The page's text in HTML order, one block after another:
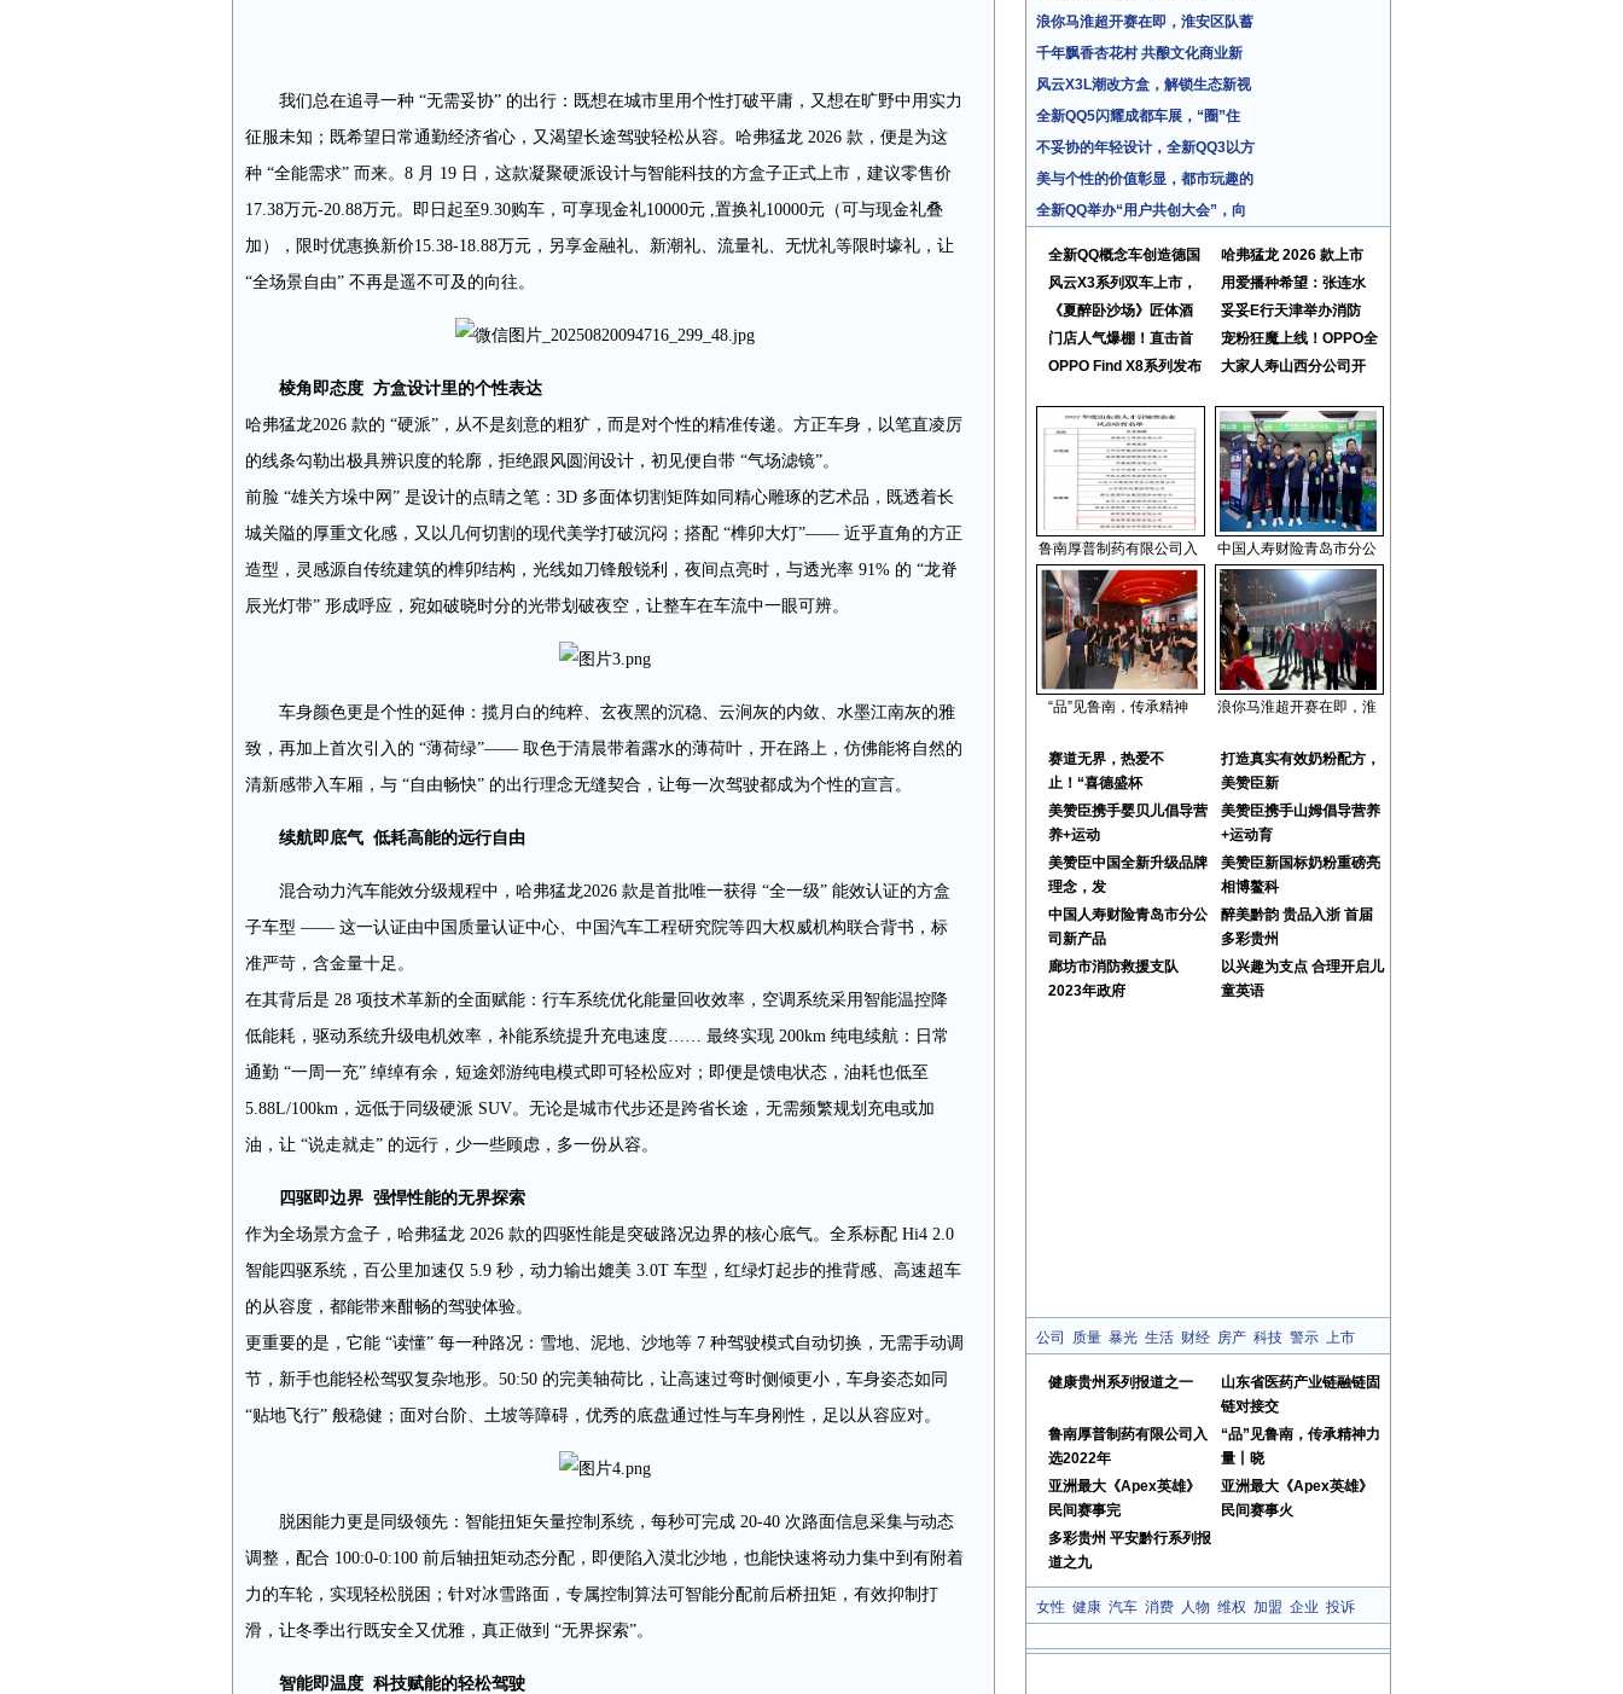
我们总在追寻一种 “无需妥协” 的出行：既想在城市里用个性打破平庸，又想在旷野中用实力
征服未知；既希望日常通勤经济省心，又渴望长途驾驶轻松从容。哈弗猛龙 2026 款，便是为这
种 “全能需求” 而来。8 月 19 日，这款凝聚硬派设计与智能科技的方盒子正式上市，建议零售价
17.38万元-20.88万元。即日起至9.30购车，可享现金礼10000元 ,置换礼10000元（可与现金礼叠
加），限时优惠换新价15.38-18.88万元，另享金融礼、新潮礼、流量礼、无忧礼等限时壕礼，让
“全场景自由” 不再是遥不可及的向往。
棱角即态度 方盒设计里的个性表达
哈弗猛龙2026 款的 “硬派”，从不是刻意的粗犷，而是对个性的精准传递。方正车身，以笔直凌厉
的线条勾勒出极具辨识度的轮廓，拒绝跟风圆润设计，初见便自带 “气场滤镜”。
前脸 “雄关方垛中网” 是设计的点睛之笔：3D 多面体切割矩阵如同精心雕琢的艺术品，既透着长
城关隘的厚重文化感，又以几何切割的现代美学打破沉闷；搭配 “榫卯大灯”—— 近乎直角的方正
造型，灵感源自传统建筑的榫卯结构，光线如刀锋般锐利，夜间点亮时，与透光率 91% 的 “龙脊
辰光灯带” 形成呼应，宛如破晓时分的光带划破夜空，让整车在车流中一眼可辨。
车身颜色更是个性的延伸：揽月白的纯粹、玄夜黑的沉稳、云涧灰的内敛、水墨江南灰的雅
致，再加上首次引入的 “薄荷绿”—— 取色于清晨带着露水的薄荷叶，开在路上，仿佛能将自然的
清新感带入车厢，与 “自由畅快” 的出行理念无缝契合，让每一次驾驶都成为个性的宣言。
续航即底气 低耗高能的远行自由
混合动力汽车能效分级规程中，哈弗猛龙2026 款是首批唯一获得 “全一级” 能效认证的方盒
子车型 —— 这一认证由中国质量认证中心、中国汽车工程研究院等四大权威机构联合背书，标
准严苛，含金量十足。
在其背后是 28 项技术革新的全面赋能：行车系统优化能量回收效率，空调系统采用智能温控降
低能耗，驱动系统升级电机效率，补能系统提升充电速度…… 最终实现 200km 纯电续航：日常
通勤 “一周一充” 绰绰有余，短途郊游纯电模式即可轻松应对；即便是馈电状态，油耗也低至
5.88L/100km，远低于同级硬派 SUV。无论是城市代步还是跨省长途，无需频繁规划充电或加
油，让 “说走就走” 的远行，少一些顾虑，多一份从容。
四驱即边界 强悍性能的无界探索
作为全场景方盒子，哈弗猛龙 2026 款的四驱性能是突破路况边界的核心底气。全系标配 Hi4 2.0
智能四驱系统，百公里加速仅 5.9 秒，动力输出媲美 3.0T 车型，红绿灯起步的推背感、高速超车
的从容度，都能带来酣畅的驾驶体验。
更重要的是，它能 “读懂” 每一种路况：雪地、泥地、沙地等 7 种驾驶模式自动切换，无需手动调
节，新手也能轻松驾驭复杂地形。50:50 的完美轴荷比，让高速过弯时侧倾更小，车身姿态如同
“贴地飞行” 般稳健；面对台阶、土坡等障碍，优秀的底盘通过性与车身刚性，足以从容应对。
脱困能力更是同级领先：智能扭矩矢量控制系统，每秒可完成 20-40 次路面信息采集与动态
调整，配合 100:0-0:100 前后轴扭矩动态分配，即便陷入漠北沙地，也能快速将动力集中到有附着
力的车轮，实现轻松脱困；针对冰雪路面，专属控制算法可智能分配前后桥扭矩，有效抑制打
滑，让冬季出行既安全又优雅，真正做到 “无界探索”。
智能即温度 科技赋能的轻松驾驶
浪你马淮超开赛在即，淮安区队蓄
千年飘香杏花村 共酿文化商业新
风云X3L潮改方盒，解锁生态新视
全新QQ5闪耀成都车展，“圈”住
不妥协的年轻设计，全新QQ3以方
美与个性的价值彰显，都市玩趣的
全新QQ举办“用户共创大会”，向
全新QQ概念车创造德国
哈弗猛龙 2026 款上市
风云X3系列双车上市，
用爱播种希望：张连水
《夏醉卧沙场》匠体酒
妥妥E行天津举办消防
门店人气爆棚！直击首
宠粉狂魔上线！OPPO全
OPPO Find X8系列发布
大家人寿山西分公司开
鲁南厚普制药有限公司入 中国人寿财险青岛市分公
“品”见鲁南，传承精神 浪你马淮超开赛在即，淮
赛道无界，热爱不
止！“喜德盛杯
打造真实有效奶粉配方，
美赞臣新
美赞臣携手婴贝儿倡导营
养+运动
美赞臣携手山姆倡导营养
+运动育
美赞臣中国全新升级品牌
理念，发
美赞臣新国标奶粉重磅亮
相博鳌科
中国人寿财险青岛市分公
司新产品
醉美黔韵 贵品入浙 首届
多彩贵州
廊坊市消防救援支队
2023年政府
以兴趣为支点 合理开启儿
童英语
公司 质量 暴光 生活 财经 房产 科技 警示 上市
健康贵州系列报道之一
山东省医药产业链融链固
链对接交
鲁南厚普制药有限公司入
选2022年
“品”见鲁南，传承精神力
量丨晓
亚洲最大《Apex英雄》
民间赛事完
亚洲最大《Apex英雄》
民间赛事火
多彩贵州 平安黔行系列报
道之九
女性 健康 汽车 消费 人物 维权 加盟 企业 投诉